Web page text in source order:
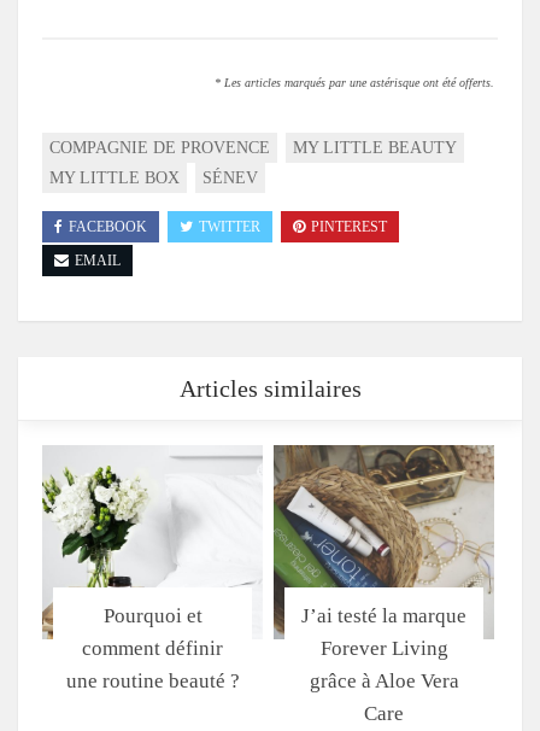
* Les articles marqués par une astérisque ont été offerts.
COMPAGNIE DE PROVENCE
MY LITTLE BEAUTY
MY LITTLE BOX
SÉNEV
FACEBOOK TWITTER
PINTEREST
EMAIL
Articles similaires
Pourquoi et
comment définir
une routine beauté ?
J’ai testé la marque
Forever Living
grâce à Aloe Vera
Care